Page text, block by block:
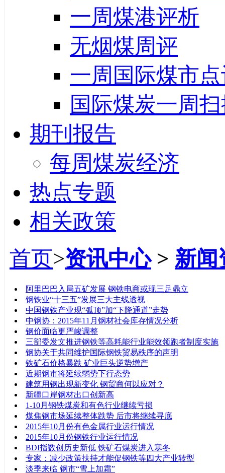
一周煤港评析
无烟煤周评
一周国际煤市
国际煤炭一周
期刊报告
每周煤炭经济
热点专题
相关政策
首页>资讯中心> 新闻
阿里巴巴入局五矿发展 钢铁电商或现三足鼎立
钢铁业“十三五”发展三大主线透视
中国钢铁产业现“弧顶”加“下降通道”走势
中钢协：2015年11月钢材社会库存情况分析
钢价面临更严峻调整
三部委发文推进钢铁等高耗能行业能效领跑者制度实施
钢协关于共同维护国际钢铁贸易秩序的声明
铁矿石价格暴跌 矿业巨头逆势增产
近期钢市将延续弱势下行态势
建筑用钢出现新变化 钢贸商何以应对？
新疆口岸钢材出口创新高
1-10月钢铁煤炭和有色行业继续亏损
煤焦钢市场延续整体跌势 后市将继续寻底
2015年10月份有色金属行业运行情况
2015年10月份钢铁行业运行情况
BDI指数创历史新低 铁矿石煤炭进入寒冬
专家：减少政策扶持才能促钢铁等四大产业转型
淡季来临 钢市“雪上加霜”